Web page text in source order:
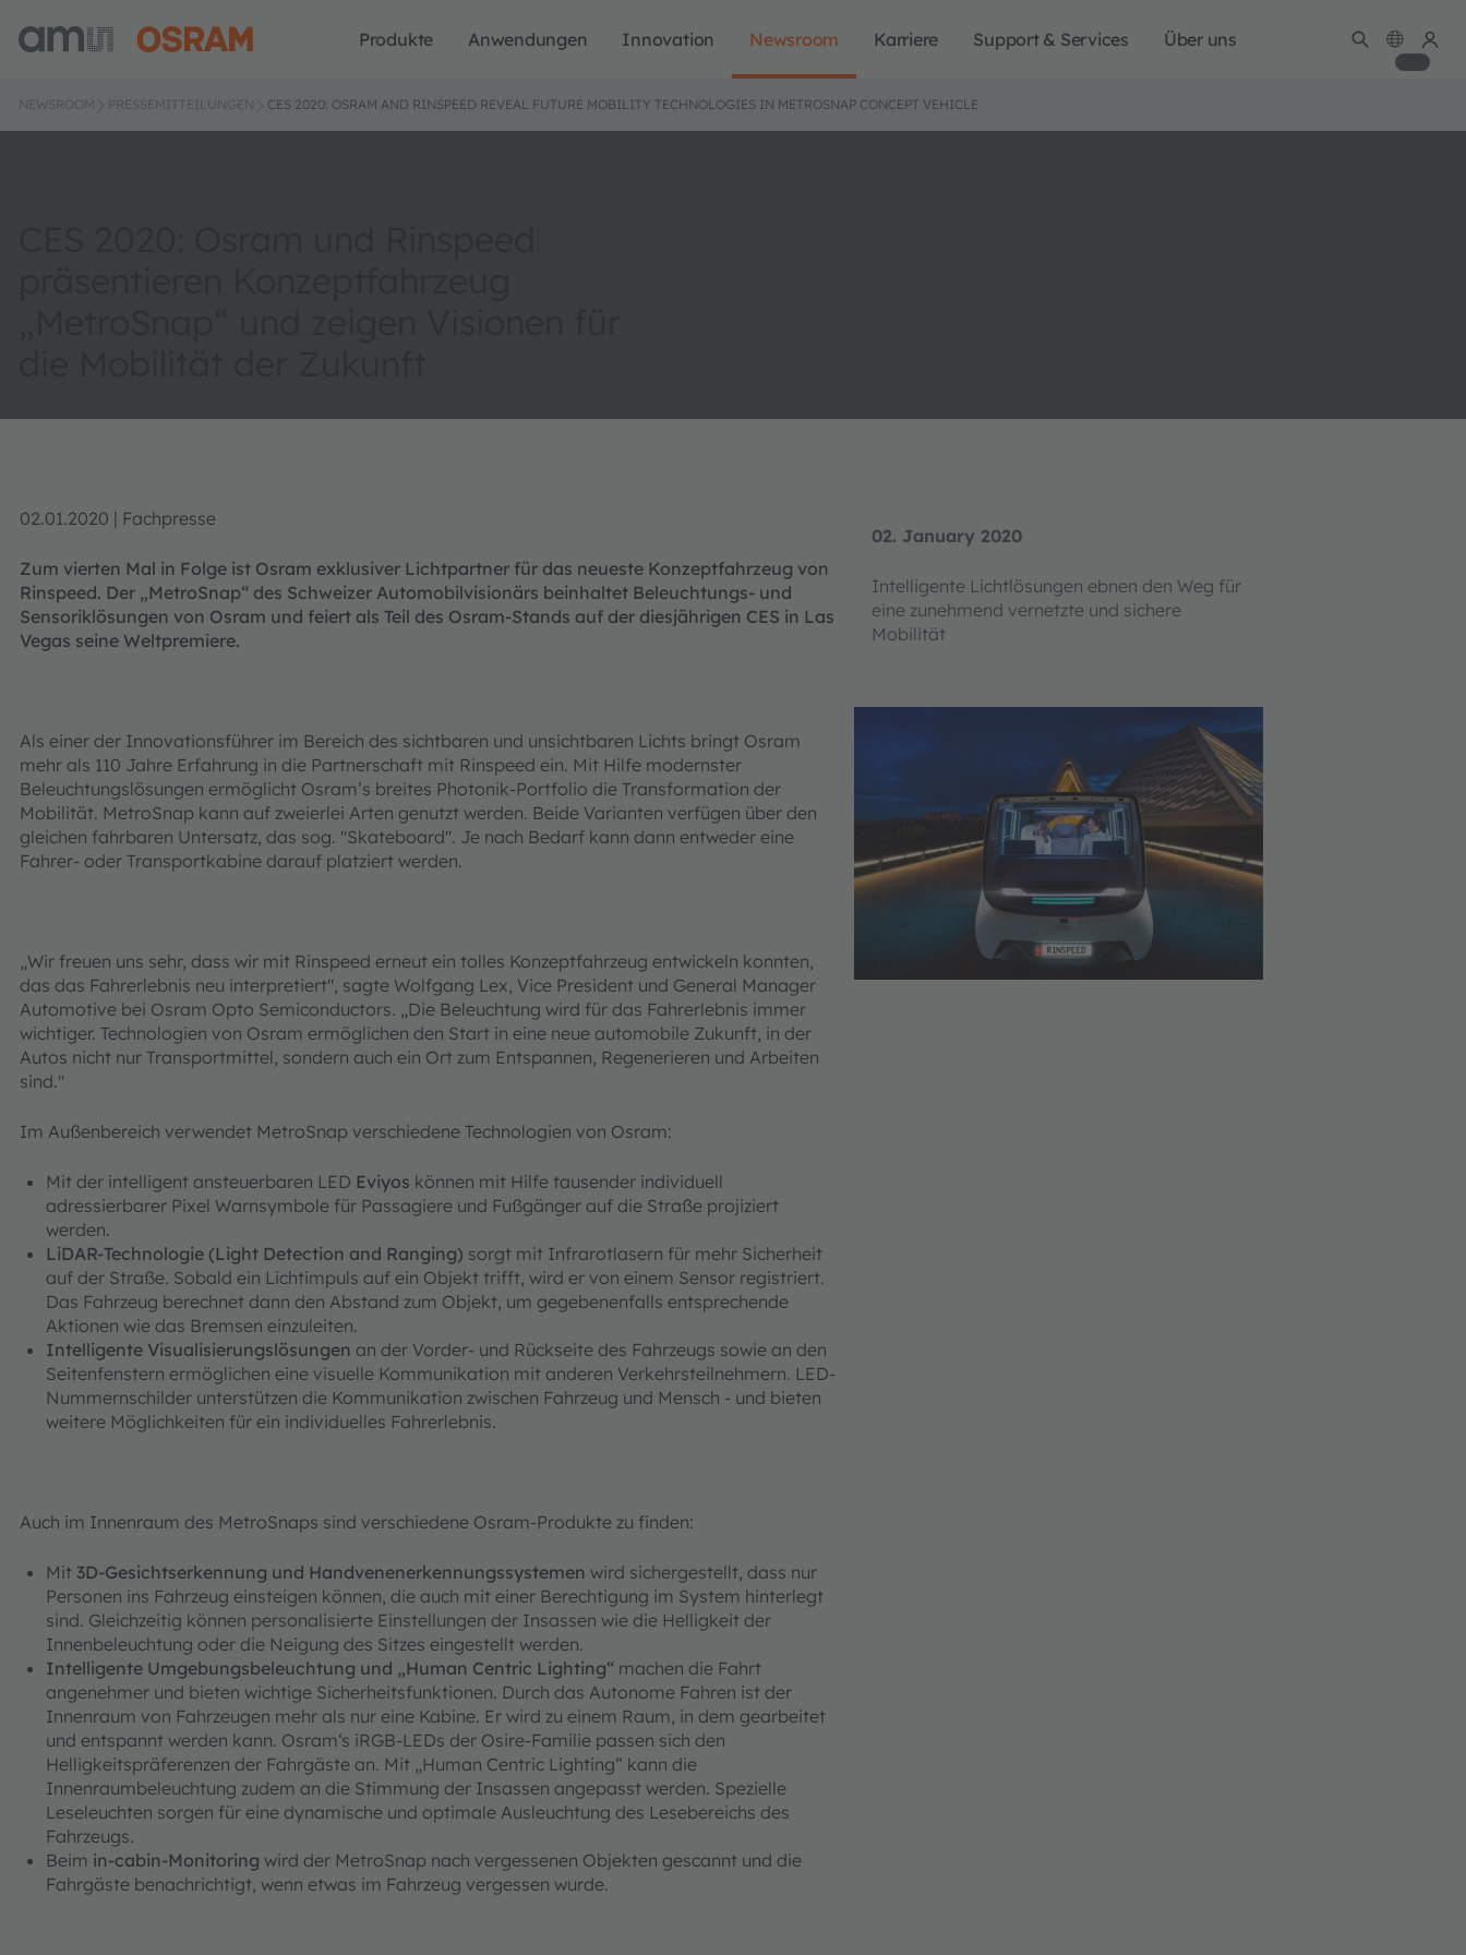
Produkte Anwendungen Innovation Newsroom Karriere Support & Services Über uns
NEWSROOM PRESSEMITTEILUNGEN CES 2020: OSRAM AND RINSPEED REVEAL FUTURE MOBILITY TECHNOLOGIES IN METROSNAP CONCEPT VEHICLE
02. January 2020
Intelligente Lichtlösungen ebnen den Weg für
eine zunehmend vernetzte und sichere
Mobilität
02.01.2020 | Fachpresse
Zum vierten Mal in Folge ist Osram exklusiver Lichtpartner für das neueste Konzeptfahrzeug von
Rinspeed. Der „MetroSnap“ des Schweizer Automobilvisionärs beinhaltet Beleuchtungs- und
Sensoriklösungen von Osram und feiert als Teil des Osram-Stands auf der diesjährigen CES in Las
Vegas seine Weltpremiere.
Als einer der Innovationsführer im Bereich des sichtbaren und unsichtbaren Lichts bringt Osram
mehr als 110 Jahre Erfahrung in die Partnerschaft mit Rinspeed ein. Mit Hilfe modernster
Beleuchtungslösungen ermöglicht Osram’s breites Photonik-Portfolio die Transformation der
Mobilität. MetroSnap kann auf zweierlei Arten genutzt werden. Beide Varianten verfügen über den
gleichen fahrbaren Untersatz, das sog. "Skateboard". Je nach Bedarf kann dann entweder eine
Fahrer- oder Transportkabine darauf platziert werden.
„Wir freuen uns sehr, dass wir mit Rinspeed erneut ein tolles Konzeptfahrzeug entwickeln konnten,
das das Fahrerlebnis neu interpretiert", sagte Wolfgang Lex, Vice President und General Manager
Automotive bei Osram Opto Semiconductors. „Die Beleuchtung wird für das Fahrerlebnis immer
wichtiger. Technologien von Osram ermöglichen den Start in eine neue automobile Zukunft, in der
Autos nicht nur Transportmittel, sondern auch ein Ort zum Entspannen, Regenerieren und Arbeiten
sind."
Im Außenbereich verwendet MetroSnap verschiedene Technologien von Osram:
Mit der intelligent ansteuerbaren LED Eviyos können mit Hilfe tausender individuell
adressierbarer Pixel Warnsymbole für Passagiere und Fußgänger auf die Straße projiziert
werden.
LiDAR-Technologie (Light Detection and Ranging) sorgt mit Infrarotlasern für mehr Sicherheit
auf der Straße. Sobald ein Lichtimpuls auf ein Objekt trifft, wird er von einem Sensor registriert.
Das Fahrzeug berechnet dann den Abstand zum Objekt, um gegebenenfalls entsprechende
Aktionen wie das Bremsen einzuleiten.
Intelligente Visualisierungslösungen an der Vorder- und Rückseite des Fahrzeugs sowie an den
Seitenfenstern ermöglichen eine visuelle Kommunikation mit anderen Verkehrsteilnehmern. LED-
Nummernschilder unterstützen die Kommunikation zwischen Fahrzeug und Mensch - und bieten
weitere Möglichkeiten für ein individuelles Fahrerlebnis.
Auch im Innenraum des MetroSnaps sind verschiedene Osram-Produkte zu finden:
Mit 3D-Gesichtserkennung und Handvenenerkennungssystemen wird sichergestellt, dass nur
Personen ins Fahrzeug einsteigen können, die auch mit einer Berechtigung im System hinterlegt
sind. Gleichzeitig können personalisierte Einstellungen der Insassen wie die Helligkeit der
Innenbeleuchtung oder die Neigung des Sitzes eingestellt werden.
Intelligente Umgebungsbeleuchtung und „Human Centric Lighting“ machen die Fahrt
angenehmer und bieten wichtige Sicherheitsfunktionen. Durch das Autonome Fahren ist der
Innenraum von Fahrzeugen mehr als nur eine Kabine. Er wird zu einem Raum, in dem gearbeitet
und entspannt werden kann. Osram‘s iRGB-LEDs der Osire-Familie passen sich den
Helligkeitspräferenzen der Fahrgäste an. Mit „Human Centric Lighting“ kann die
Innenraumbeleuchtung zudem an die Stimmung der Insassen angepasst werden. Spezielle
Leseleuchten sorgen für eine dynamische und optimale Ausleuchtung des Lesebereichs des
Fahrzeugs.
Beim in-cabin-Monitoring wird der MetroSnap nach vergessenen Objekten gescannt und die
Fahrgäste benachrichtigt, wenn etwas im Fahrzeug vergessen wurde.